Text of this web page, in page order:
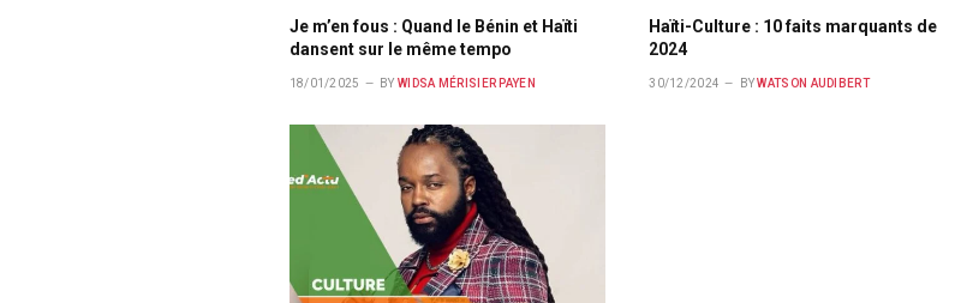
Je m’en fous : Quand le Bénin et Haïti
dansent sur le même tempo
18/01/2025 BY WIDSA MÉRISIER PAYEN
Haïti-Culture : 10 faits marquants de
2024
30/12/2024 BY WATSON AUDIBERT